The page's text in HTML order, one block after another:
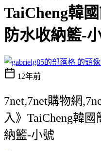
TaiCheng韓
防水收納籃-
12年前
7net,7net購物網
入》TaiCheng韓
納籃-小號